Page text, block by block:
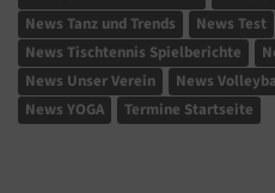
News Tanz und Trends
News Test
News Tischtennis Spielberichte
News Unser Verein
News
News YOGA
Termine Startseite